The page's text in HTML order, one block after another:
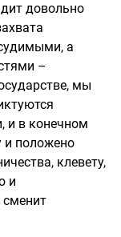
довольно
а
–
мы
и в конечном
и положено
клевету,
и
сменит